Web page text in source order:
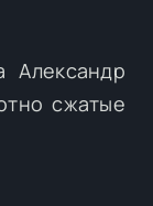
Александр
сжатые